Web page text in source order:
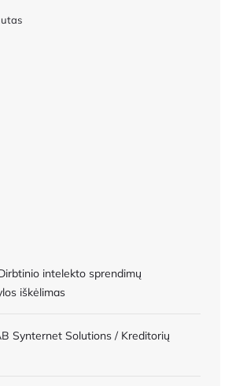
intelekto sprendimų
iškėlimas
Synternet Solutions / Kreditorių